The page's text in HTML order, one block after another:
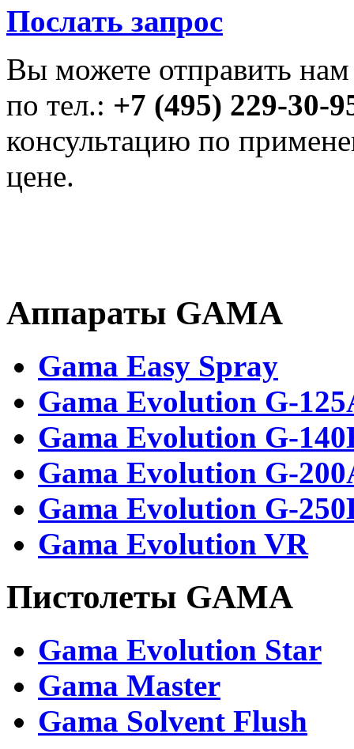
Послать запрос
Вы можете отправить
по тел.: +7 (495) 229-30-
консультацию по
цене.
Аппараты GAMA
Gama Easy Spray
Gama Evolution G-
Gama Evolution G-
Gama Evolution G-
Gama Evolution G-
Gama Evolution VR
Пистолеты GAMA
Gama Evolution Star
Gama Master
Gama Solvent Flush